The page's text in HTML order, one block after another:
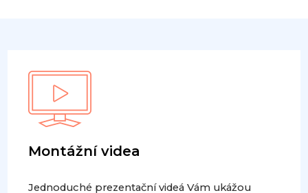
Montážní videa
Jednoduché prezentační videá Vám ukážou